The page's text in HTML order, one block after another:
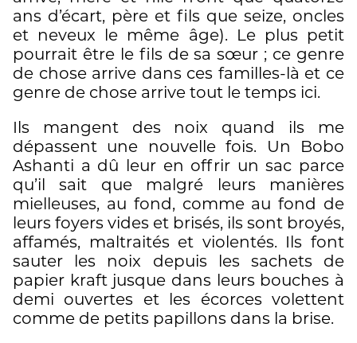
ans d’écart, père et fils que seize, oncles
et neveux le même âge). Le plus petit
pourrait être le fils de sa sœur ; ce genre
de chose arrive dans ces familles-là et ce
genre de chose arrive tout le temps ici.
Ils mangent des noix quand ils me
dépassent une nouvelle fois. Un Bobo
Ashanti a dû leur en offrir un sac parce
qu’il sait que malgré leurs manières
mielleuses, au fond, comme au fond de
leurs foyers vides et brisés, ils sont broyés,
affamés, maltraités et violentés. Ils font
sauter les noix depuis les sachets de
papier kraft jusque dans leurs bouches à
demi ouvertes et les écorces volettent
comme de petits papillons dans la brise.